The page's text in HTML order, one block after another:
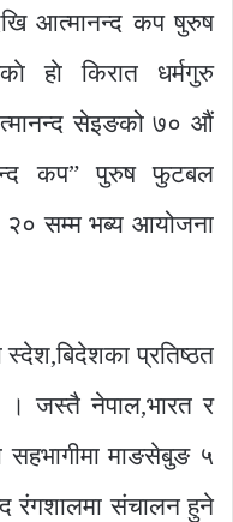
आत्मानन्द कप षुरुष
हाे किरात धर्मगुरु
सेइङको ७० औं
कप” पुरुष फुटबल
२० सम्म भब्य आयोजना
प्रतिष्ठत
जस्तै नेपाल,भारत र
माङसेबुङ ५
रंगशालमा संचालन हुने